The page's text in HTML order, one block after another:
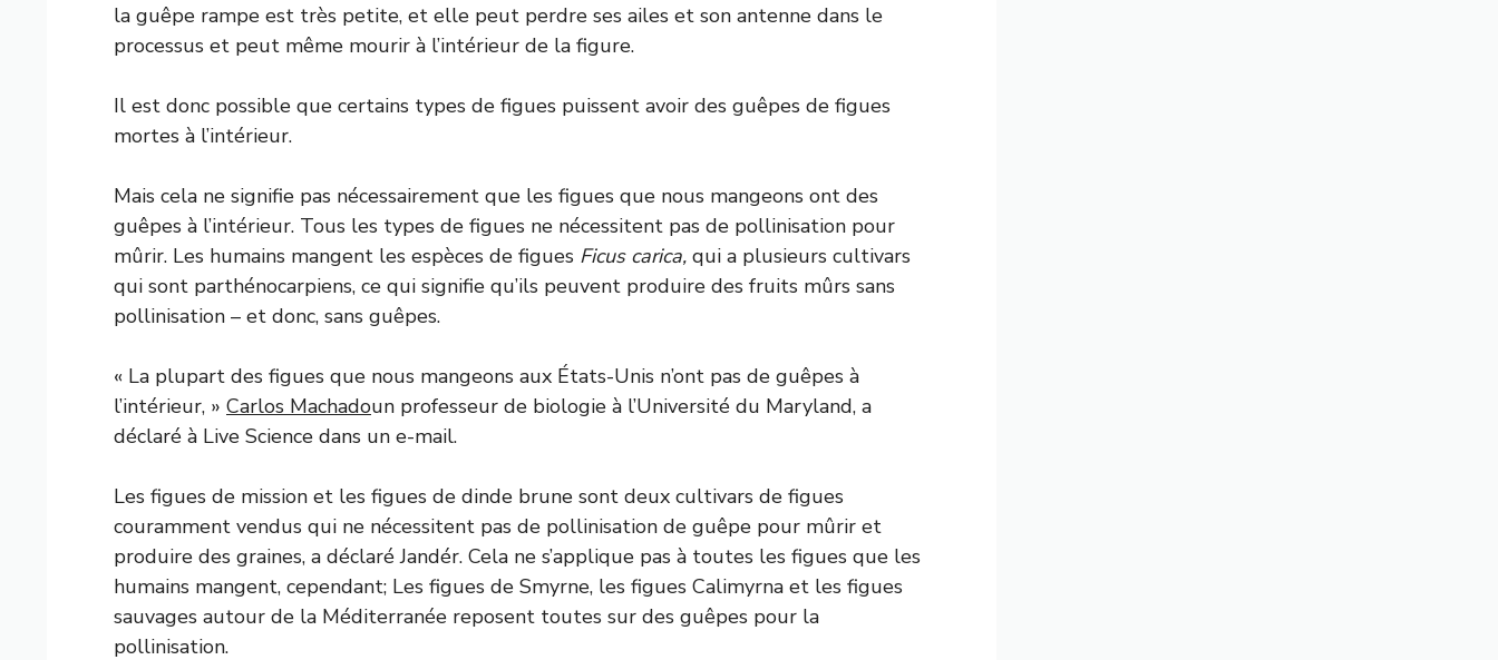
la guêpe rampe est très petite, et elle peut perdre ses ailes et son antenne dans le
processus et peut même mourir à l’intérieur de la figure.
Il est donc possible que certains types de figues puissent avoir des guêpes de figues
mortes à l’intérieur.
Mais cela ne signifie pas nécessairement que les figues que nous mangeons ont des
guêpes à l’intérieur. Tous les types de figues ne nécessitent pas de pollinisation pour
mûrir. Les humains mangent les espèces de figues Ficus carica, qui a plusieurs cultivars
qui sont parthénocarpiens, ce qui signifie qu’ils peuvent produire des fruits mûrs sans
pollinisation – et donc, sans guêpes.
« La plupart des figues que nous mangeons aux États-Unis n’ont pas de guêpes à
l’intérieur, » Carlos Machadoun professeur de biologie à l’Université du Maryland, a
déclaré à Live Science dans un e-mail.
Les figues de mission et les figues de dinde brune sont deux cultivars de figues
couramment vendus qui ne nécessitent pas de pollinisation de guêpe pour mûrir et
produire des graines, a déclaré Jandér. Cela ne s’applique pas à toutes les figues que les
humains mangent, cependant; Les figues de Smyrne, les figues Calimyrna et les figues
sauvages autour de la Méditerranée reposent toutes sur des guêpes pour la
pollinisation.